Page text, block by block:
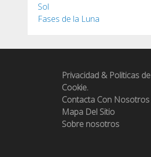
Sol
Fases de la Luna
Privacidad & Politicas de
Cookie.
Contacta Con Nosotros
Mapa Del Sitio
Sobre nosotros